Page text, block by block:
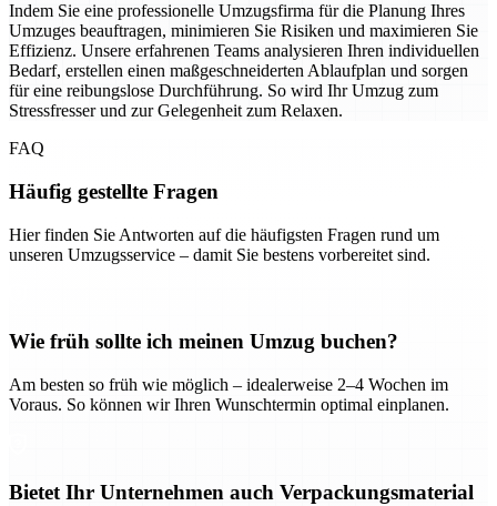
Indem Sie eine professionelle Umzugsfirma für die Planung Ihres
Umzuges beauftragen, minimieren Sie Risiken und maximieren Sie
Effizienz. Unsere erfahrenen Teams analysieren Ihren individuellen
Bedarf, erstellen einen maßgeschneiderten Ablaufplan und sorgen
für eine reibungslose Durchführung. So wird Ihr Umzug zum
Stressfresser und zur Gelegenheit zum Relaxen.
FAQ
Häufig gestellte Fragen
Hier finden Sie Antworten auf die häufigsten Fragen rund um
unseren Umzugsservice – damit Sie bestens vorbereitet sind.
Wie früh sollte ich meinen Umzug buchen?
Am besten so früh wie möglich – idealerweise 2–4 Wochen im
Voraus. So können wir Ihren Wunschtermin optimal einplanen.
Bietet Ihr Unternehmen auch Verpackungsmaterial